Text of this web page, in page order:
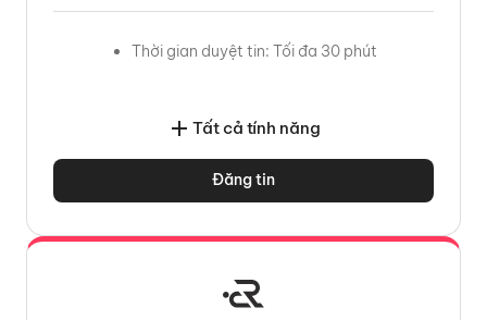
Thời gian duyệt tin: Tối đa 30 phút
Tất cả tính năng
Đăng tin